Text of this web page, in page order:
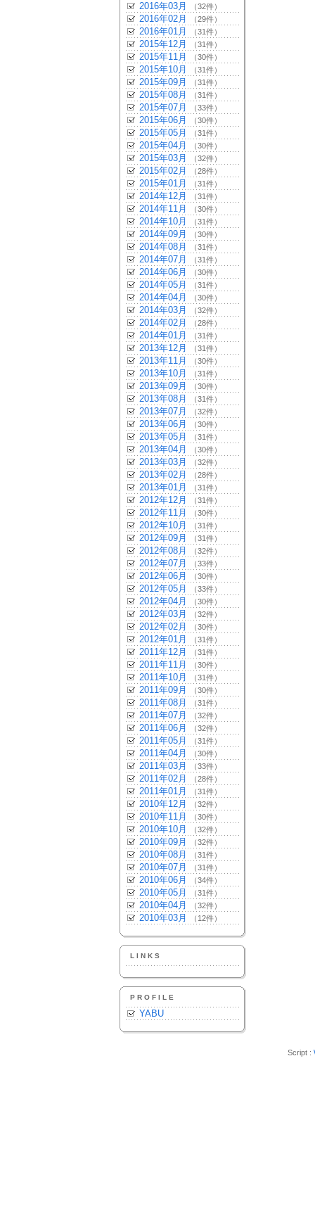
2016年03月 （32件）
2016年02月 （29件）
2016年01月 （31件）
2015年12月 （31件）
2015年11月 （30件）
2015年10月 （31件）
2015年09月 （31件）
2015年08月 （31件）
2015年07月 （33件）
2015年06月 （30件）
2015年05月 （31件）
2015年04月 （30件）
2015年03月 （32件）
2015年02月 （28件）
2015年01月 （31件）
2014年12月 （31件）
2014年11月 （30件）
2014年10月 （31件）
2014年09月 （30件）
2014年08月 （31件）
2014年07月 （31件）
2014年06月 （30件）
2014年05月 （31件）
2014年04月 （30件）
2014年03月 （32件）
2014年02月 （28件）
2014年01月 （31件）
2013年12月 （31件）
2013年11月 （30件）
2013年10月 （31件）
2013年09月 （30件）
2013年08月 （31件）
2013年07月 （32件）
2013年06月 （30件）
2013年05月 （31件）
2013年04月 （30件）
2013年03月 （32件）
2013年02月 （28件）
2013年01月 （31件）
2012年12月 （31件）
2012年11月 （30件）
2012年10月 （31件）
2012年09月 （31件）
2012年08月 （32件）
2012年07月 （33件）
2012年06月 （30件）
2012年05月 （33件）
2012年04月 （30件）
2012年03月 （32件）
2012年02月 （30件）
2012年01月 （31件）
2011年12月 （31件）
2011年11月 （30件）
2011年10月 （31件）
2011年09月 （30件）
2011年08月 （31件）
2011年07月 （32件）
2011年06月 （32件）
2011年05月 （31件）
2011年04月 （30件）
2011年03月 （33件）
2011年02月 （28件）
2011年01月 （31件）
2010年12月 （32件）
2010年11月 （30件）
2010年10月 （32件）
2010年09月 （32件）
2010年08月 （31件）
2010年07月 （31件）
2010年06月 （34件）
2010年05月 （31件）
2010年04月 （32件）
2010年03月 （12件）
LINKS
PROFILE
YABU
Script :